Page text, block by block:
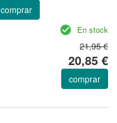
comprar
En stock
21,95 €
20,85 €
comprar